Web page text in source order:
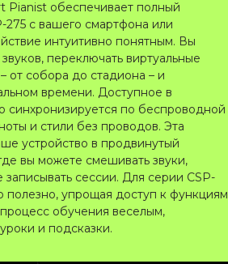
Pianist обеспечивает полный
275 с вашего смартфона или
интуитивно понятным. Вы
переключать виртуальные
от собора до стадиона – и
времени. Доступное в
синхронизируется по беспроводной
и стили без проводов. Эта
устройство в продвинутый
вы можете смешивать звуки,
сессии. Для серии CSP-
упрощая доступ к функциям
обучения веселым,
и подсказки.